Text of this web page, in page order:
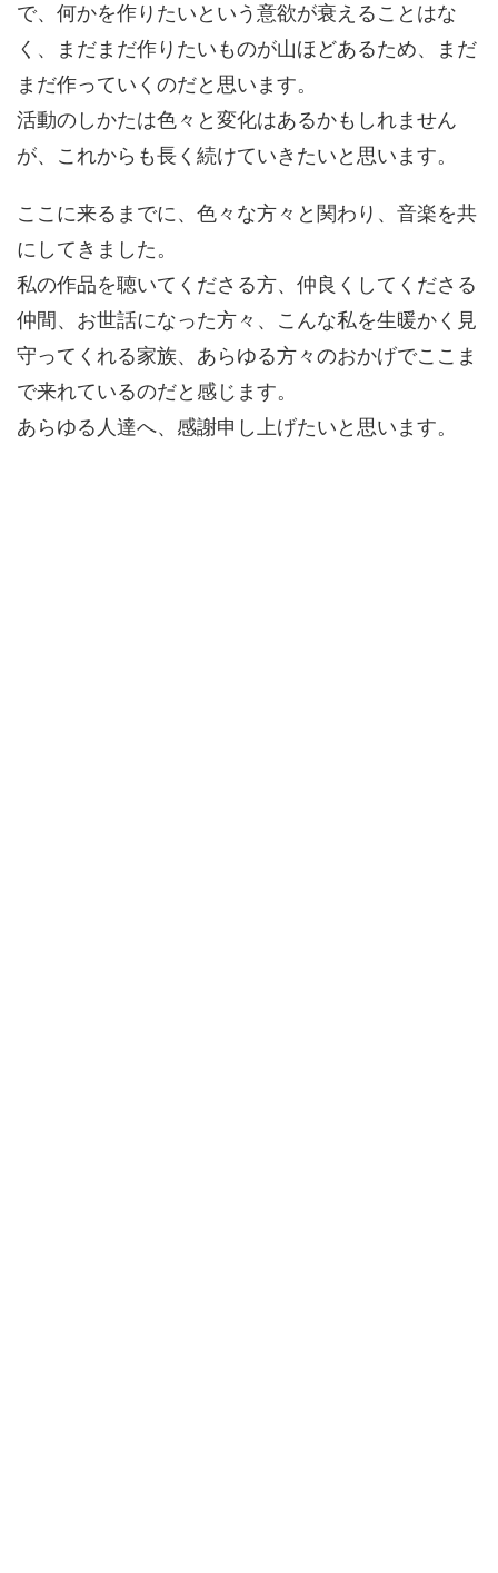
で、何かを作りたいという意欲が衰えることはな
く、まだまだ作りたいものが山ほどあるため、まだ
まだ作っていくのだと思います。
活動のしかたは色々と変化はあるかもしれません
が、これからも長く続けていきたいと思います。
ここに来るまでに、色々な方々と関わり、音楽を共
にしてきました。
私の作品を聴いてくださる方、仲良くしてくださる
仲間、お世話になった方々、こんな私を生暖かく見
守ってくれる家族、あらゆる方々のおかげでここま
で来れているのだと感じます。
あらゆる人達へ、感謝申し上げたいと思います。